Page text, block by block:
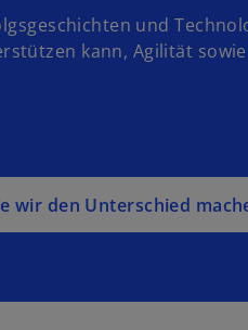
und
kann, Agilität
wir den Unterschied